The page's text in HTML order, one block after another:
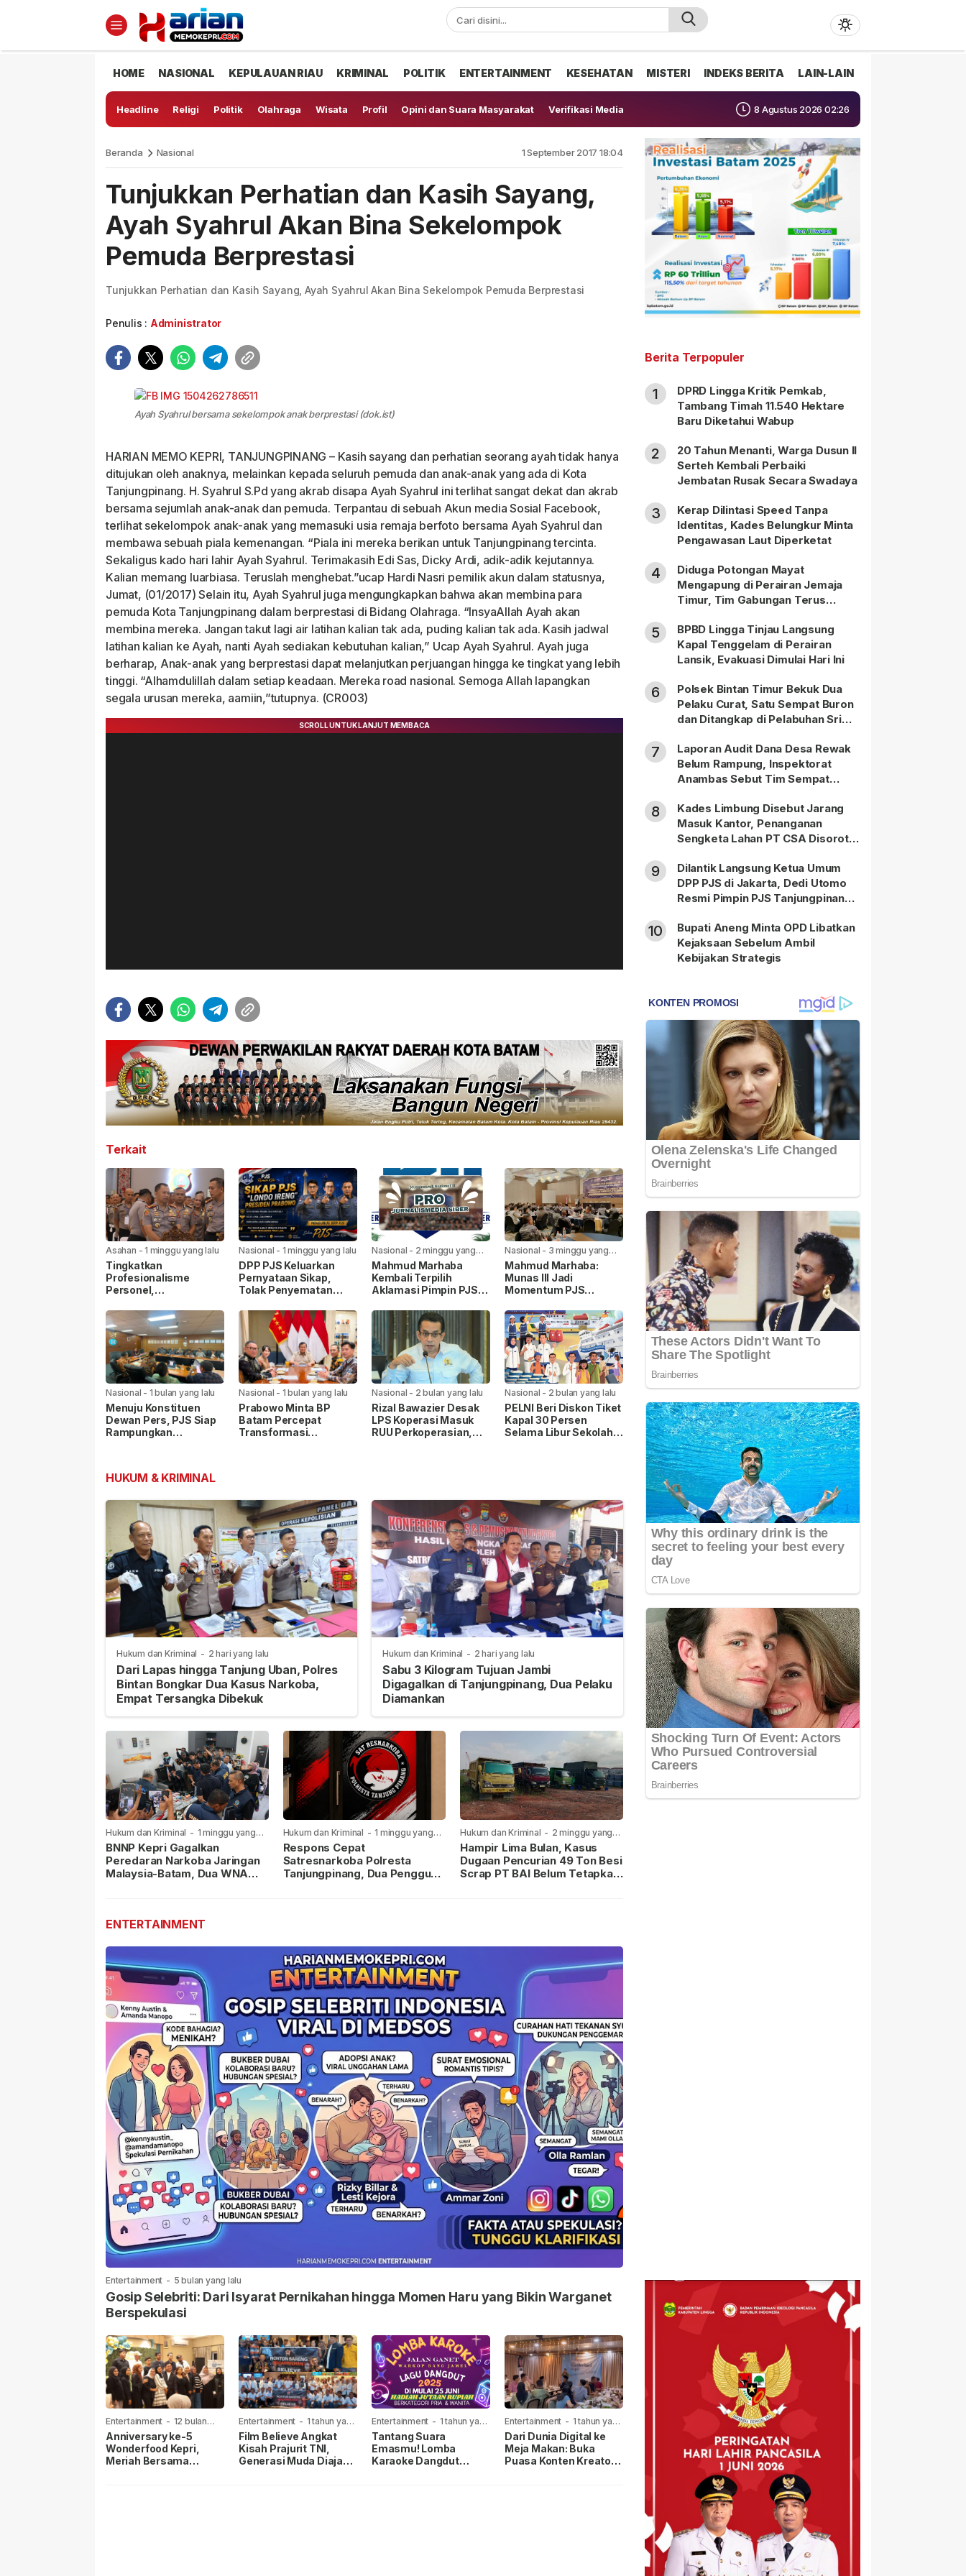
HOME NASIONAL KEPULAUAN RIAU KRIMINAL POLITIK ENTERTAINMENT KESEHATAN MISTERI INDEKS BERITA LAIN-LAIN
Headline Religi Politik Olahraga Wisata Profil Opini dan Suara Masyarakat Verifikasi Media 8 Agustus 2026 02:26
Beranda Nasional 1 September 2017 18:04
Tunjukkan Perhatian dan Kasih Sayang,
Ayah Syahrul Akan Bina Sekelompok
Pemuda Berprestasi
Tunjukkan Perhatian dan Kasih Sayang, Ayah Syahrul Akan Bina Sekelompok Pemuda Berprestasi
Penulis : Administrator
Ayah Syahrul bersama sekelompok anak berprestasi (dok.ist)
HARIAN MEMO KEPRI, TANJUNGPINANG – Kasih sayang dan perhatian seorang ayah tidak hanya
ditujukan oleh anaknya, melainkan kepada seluruh pemuda dan anak-anak yang ada di Kota
Tanjungpinang. H. Syahrul S.Pd yang akrab disapa Ayah Syahrul ini terlihat sangat dekat dan akrab
bersama sejumlah anak-anak dan pemuda. Terpantau di sebuah Akun media Sosial Facebook,
terlihat sekelompok anak-anak yang memasuki usia remaja berfoto bersama Ayah Syahrul dan
membawa sebuah piala kemenangan. “Piala ini mereka berikan untuk Tanjungpinang tercinta.
Sekaligus kado hari lahir Ayah Syahrul. Terimakasih Edi Sas, Dicky Ardi, adik-adik kejutannya.
Kalian memang luarbiasa. Teruslah menghebat.”ucap Hardi Nasri pemilik akun dalam statusnya,
Jumat, (01/2017) Selain itu, Ayah Syahrul juga mengungkapkan bahwa akan membina para
pemuda Kota Tanjungpinang dalam berprestasi di Bidang Olahraga. “InsyaAllah Ayah akan
membina mereka. Jangan takut lagi air latihan kalian tak ada, puding kalian tak ada. Kasih jadwal
latihan kalian ke Ayah, nanti Ayah sediakan kebutuhan kalian,” Ucap Ayah Syahrul. Ayah juga
berharap, Anak-anak yang berprestasi dapat melanjutkan perjuangan hingga ke tingkat yang lebih
tinggi. “Alhamdulillah dalam setiap keadaan. Mereka road nasional. Semoga Allah lapangkan
segala urusan mereka, aamiin,”tutupnya. (CR003)
Terkait
Asahan -1 minggu yang lalu
Tingkatkan
Profesionalisme
Personel,
Ikuti Penyuluhan
Hukum di Polda Sumut
Nasional - 1 minggu yang lalu
DPP PJS Keluarkan
Pernyataan Sikap,
Tolak Penyematan
kepada Wartawan
Nasional - 2 minggu yang
lalu
Mahmud Marhaba
Kembali Terpilih
Aklamasi Pimpin PJS
Nasional - 3 minggu yang
lalu
Mahmud Marhaba:
Munas III Jadi
Momentum PJS
Dewan Pers
Nasional - 1 bulan yang lalu
Menuju Konstituen
Dewan Pers, PJS Siap
Rampungkan
Nasional - 1 bulan yang lalu
Prabowo Minta BP
Batam Percepat
Transformasi
Nasional - 2 bulan yang lalu
Rizal Bawazier Desak
LPS Koperasi Masuk
RUU Perkoperasian,
Nasional - 2 bulan yang lalu
PELNI Beri Diskon Tiket
Kapal 30 Persen
Selama Libur Sekolah
HUKUM & KRIMINAL
Hukum dan Kriminal - 2 hari yang lalu
Dari Lapas hingga Tanjung Uban, Polres
Bintan Bongkar Dua Kasus Narkoba,
Empat Tersangka Dibekuk
Hukum dan Kriminal - 2 hari yang lalu
Sabu 3 Kilogram Tujuan Jambi
Digagalkan di Tanjungpinang, Dua Pelaku
Diamankan
Hukum dan Kriminal - 1 minggu yang
lalu
BNNP Kepri Gagalkan
Peredaran Narkoba Jaringan
Malaysia-Batam, Dua WNA
Hukum dan Kriminal - 1 minggu yang
lalu
Respons Cepat
Satresnarkoba Polresta
Tanjungpinang, Dua Pengguna
Hukum dan Kriminal - 2 minggu yang
lalu
Hampir Lima Bulan, Kasus
Dugaan Pencurian 49 Ton Besi
Scrap PT BAI Belum Tetapkan
ENTERTAINMENT
Entertainment - 5 bulan yang lalu
Gosip Selebriti: Dari Isyarat Pernikahan hingga Momen Haru yang Bikin Warganet
Berspekulasi
Entertainment - 12 bulan
yang lalu
Anniversary ke-5
Wonderfood Kepri,
Meriah Bersama
Entertainment - 1 tahun yang
lalu
Film Believe Angkat
Kisah Prajurit TNI,
Generasi Muda Diajak
Entertainment - 1 tahun yang
lalu
Tantang Suara
Emasmu! Lomba
Karaoke Dangdut
Entertainment - 1 tahun yang
lalu
Dari Dunia Digital ke
Meja Makan: Buka
Puasa Konten Kreator
Berita Terpopuler
1
DPRD Lingga Kritik Pemkab,
Tambang Timah 11.540 Hektare
Baru Diketahui Wabup
2
20 Tahun Menanti, Warga Dusun II
Serteh Kembali Perbaiki
Jembatan Rusak Secara Swadaya
3
Kerap Dilintasi Speed Tanpa
Identitas, Kades Belungkur Minta
Pengawasan Laut Diperketat
4
Diduga Potongan Mayat
Mengapung di Perairan Jemaja
Timur, Tim Gabungan Terus
5
BPBD Lingga Tinjau Langsung
Kapal Tenggelam di Perairan
Lansik, Evakuasi Dimulai Hari Ini
6
Polsek Bintan Timur Bekuk Dua
Pelaku Curat, Satu Sempat Buron
dan Ditangkap di Pelabuhan Sri
7
Laporan Audit Dana Desa Rewak
Belum Rampung, Inspektorat
Anambas Sebut Tim Sempat
8
Kades Limbung Disebut Jarang
Masuk Kantor, Penanganan
Sengketa Lahan PT CSA Disorot
9
Dilantik Langsung Ketua Umum
DPP PJS di Jakarta, Dedi Utomo
Resmi Pimpin PJS Tanjungpinang-
10
Bupati Aneng Minta OPD Libatkan
Kejaksaan Sebelum Ambil
Kebijakan Strategis